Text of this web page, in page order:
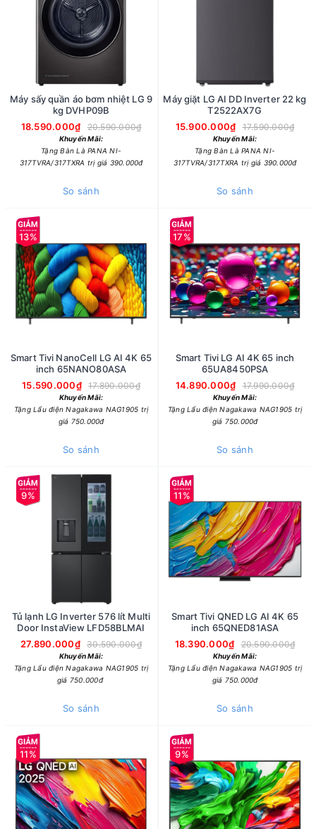
Máy sấy quần áo bơm nhiệt LG 9
kg DVHP09B
18.590.000₫
20.590.000₫
Khuyến Mãi:
Tặng Bàn Là PANA NI-
317TVRA/317TXRA trị giá 390.000đ
So sánh
Máy giặt LG AI DD Inverter 22 kg
T2522AX7G
15.900.000₫
17.590.000₫
Khuyến Mãi:
Tặng Bàn Là PANA NI-
317TVRA/317TXRA trị giá 390.000đ
So sánh
13%
Smart Tivi NanoCell LG AI 4K 65
inch 65NANO80ASA
15.590.000₫
17.890.000₫
Khuyến Mãi:
Tặng Lẩu điện Nagakawa NAG1905 trị
giá 750.000đ
So sánh
17%
Smart Tivi LG AI 4K 65 inch
65UA8450PSA
14.890.000₫
17.990.000₫
Khuyến Mãi:
Tặng Lẩu điện Nagakawa NAG1905 trị
giá 750.000đ
So sánh
9%
Tủ lạnh LG Inverter 576 lít Multi
Door InstaView LFD58BLMAI
27.890.000₫
30.590.000₫
Khuyến Mãi:
Tặng Lẩu điện Nagakawa NAG1905 trị
giá 750.000đ
So sánh
11%
Smart Tivi QNED LG AI 4K 65
inch 65QNED81ASA
18.390.000₫
20.590.000₫
Khuyến Mãi:
Tặng Lẩu điện Nagakawa NAG1905 trị
giá 750.000đ
So sánh
11% 9%